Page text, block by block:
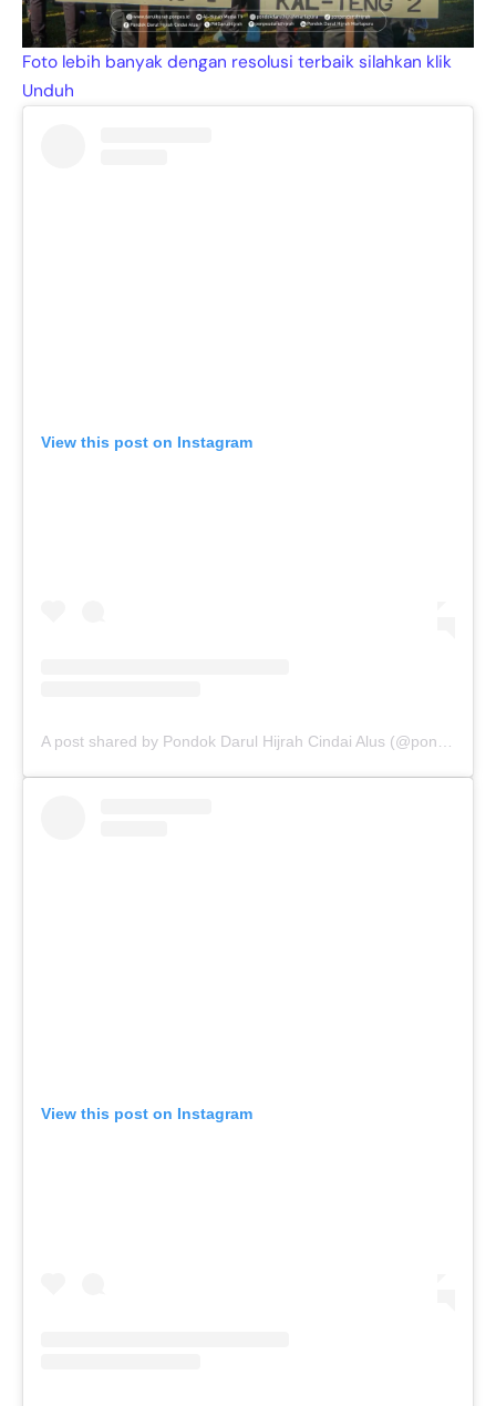
Foto lebih banyak dengan resolusi terbaik silahkan klik
Unduh
View this post on Instagram
A post shared by Pondok Darul Hijrah Cindai Alus (@pondokdarulhijrahmartapura)
View this post on Instagram